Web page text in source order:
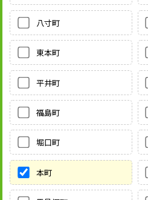
八寸町
東本町
平井町
福島町
堀口町
本町